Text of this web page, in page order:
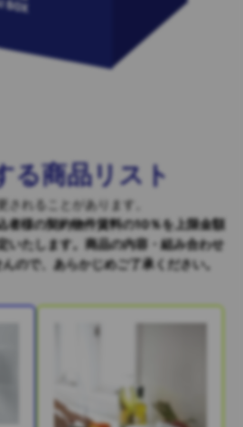
る商品リスト
されることがあります。
者様の契約物件賃料の10％を上限金額
いたします。商品の内容・組み合わせ
ので、あらかじめご了承ください。